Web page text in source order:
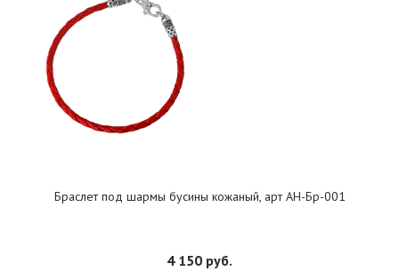
Браслет под шармы бусины кожаный, арт АН-Бр-001
4 150 руб.